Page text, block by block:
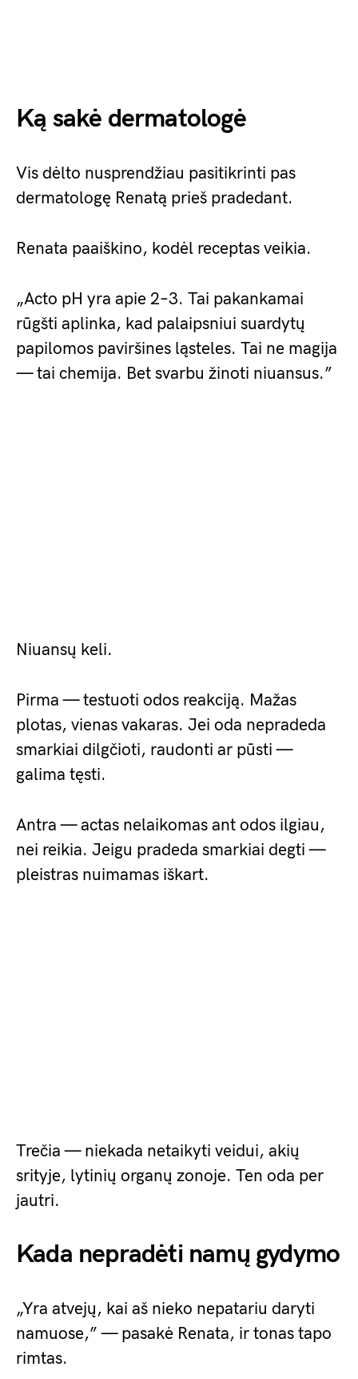
Ką sakė dermatologė
Vis dėlto nusprendžiau pasitikrinti pas
dermatologę Renatą prieš pradedant.
Renata paaiškino, kodėl receptas veikia.
„Acto pH yra apie 2–3. Tai pakankamai
rūgšti aplinka, kad palaipsniui suardytų
papilomos paviršines ląsteles. Tai ne magija
— tai chemija. Bet svarbu žinoti niuansus.”
Niuansų keli.
Pirma — testuoti odos reakciją. Mažas
plotas, vienas vakaras. Jei oda nepradeda
smarkiai dilgčioti, raudonti ar pūsti —
galima tęsti.
Antra — actas nelaikomas ant odos ilgiau,
nei reikia. Jeigu pradeda smarkiai degti —
pleistras nuimamas iškart.
Trečia — niekada netaikyti veidui, akių
srityje, lytinių organų zonoje. Ten oda per
jautri.
Kada nepradėti namų gydymo
„Yra atvejų, kai aš nieko nepatariu daryti
namuose,” — pasakė Renata, ir tonas tapo
rimtas.